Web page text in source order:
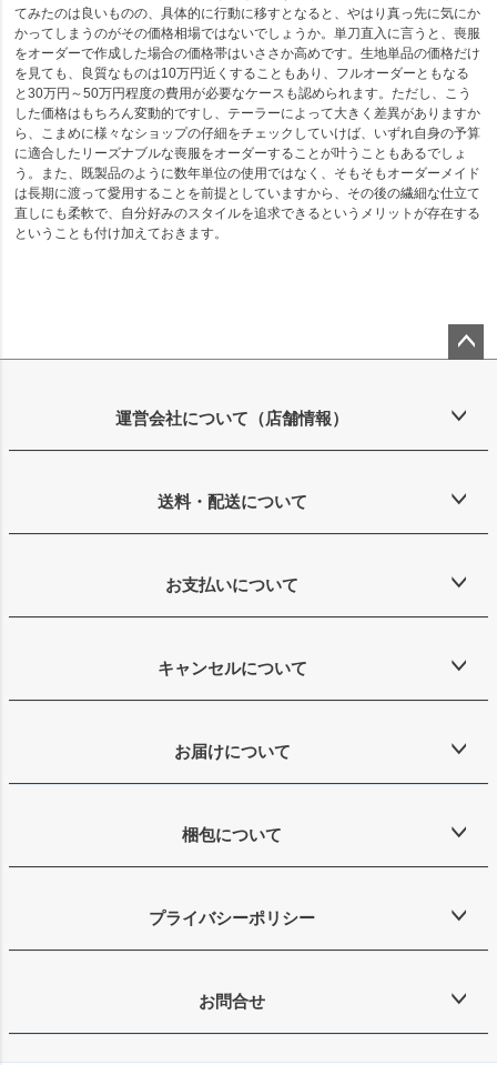
てみたのは良いものの、具体的に行動に移すとなると、やはり真っ先に気にか
かってしまうのがその価格相場ではないでしょうか。単刀直入に言うと、喪服
をオーダーで作成した場合の価格帯はいささか高めです。生地単品の価格だけ
を見ても、良質なものは10万円近くすることもあり、フルオーダーともなる
と30万円～50万円程度の費用が必要なケースも認められます。ただし、こう
した価格はもちろん変動的ですし、テーラーによって大きく差異がありますか
ら、こまめに様々なショップの仔細をチェックしていけば、いずれ自身の予算
に適合したリーズナブルな喪服をオーダーすることが叶うこともあるでしょ
う。また、既製品のように数年単位の使用ではなく、そもそもオーダーメイド
は長期に渡って愛用することを前提としていますから、その後の繊細な仕立て
直しにも柔軟で、自分好みのスタイルを追求できるというメリットが存在する
ということも付け加えておきます。
ップ
運営会社について（店舗情報）
送料・配送について
お支払いについて
キャンセルについて
お届けについて
梱包について
プライバシーポリシー
お問合せ